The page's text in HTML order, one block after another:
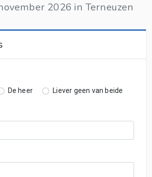
2026 in Terneuzen
De heer Liever geen van beide